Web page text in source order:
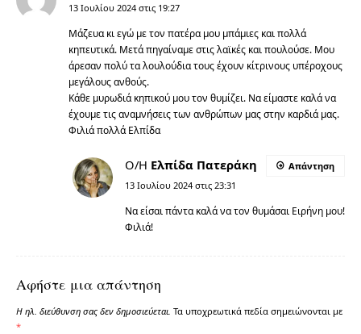
13 Ιουλίου 2024 στις 19:27
Μάζευα κι εγώ με τον πατέρα μου μπάμιες και πολλά
κηπευτικά. Μετά πηγαίναμε στις λαϊκές και πουλούσε. Μου
άρεσαν πολύ τα λουλούδια τους έχουν κίτρινους υπέροχους
μεγάλους ανθούς.
Κάθε μυρωδιά κηπικού μου τον θυμίζει. Να είμαστε καλά να
έχουμε τις αναμνήσεις των ανθρώπων μας στην καρδιά μας.
Φιλιά πολλά Ελπίδα
Ο/Η Ελπίδα Πατεράκη
13 Ιουλίου 2024 στις 23:31
Να είσαι πάντα καλά να τον θυμάσαι Ειρήνη μου!
Φιλιά!
Απάντηση
Αφήστε μια απάντηση
Η ηλ. διεύθυνση σας δεν δημοσιεύεται. Τα υποχρεωτικά πεδία σημειώνονται με
*